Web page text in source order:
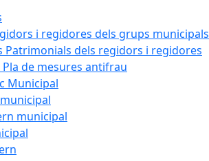
i regidores dels grups municipals
Patrimonials dels regidors i regidores
de mesures antifrau
Municipal
municipal